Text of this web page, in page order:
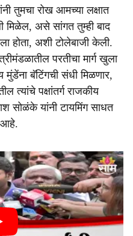
तुमचा रोख आमच्या लक्षात
मिळेल, असे सांगत तुम्ही बाद
होता, अशी टोलेबाजी केली.
परतीचा मार्ग खुला
मुंडेंना बॅटिंगची संधी मिळणार,
त्यांचे पक्षांतर्ग राजकीय
सोळंके यांनी टायमिंग साधत
आहे.